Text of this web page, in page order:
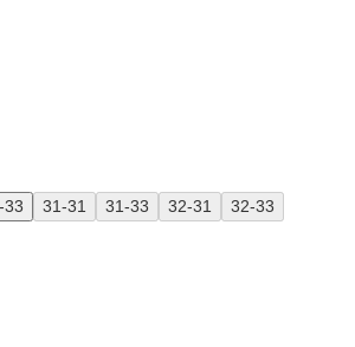
33 31-31 31-33 32-31
32-33